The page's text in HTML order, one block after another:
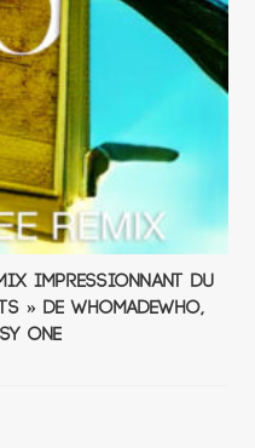
impressionnant du
» de WhoMadeWho,
One